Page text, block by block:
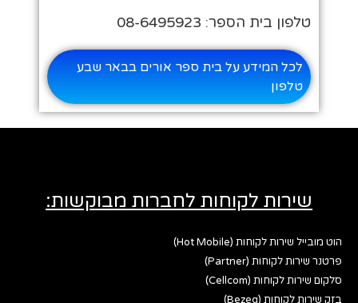
טלפון בית הספר: 08-6495923
לכל המידע על בית ספר אורים בבאר שבע
טלפון
שירות לקוחות לחברות מבוקשות:
הוט מובייל שירות לקוחות (Hot Mobile)
פרטנר שירות לקוחות (Partner)
סלקום שירות לקוחות (Cellcom)
בזק שירות לקוחות (Bezeq)